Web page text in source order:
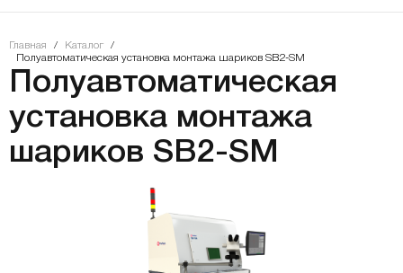
Главная / Каталог
/
Полуавтоматическая установка монтажа шариков SB2-SM
Полуавтоматическая
установка монтажа
шариков SB2-SM